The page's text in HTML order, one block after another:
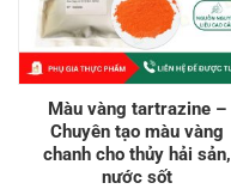
Màu vàng tartrazine –
Chuyên tạo màu vàng
chanh cho thủy hải sản,
nước sốt